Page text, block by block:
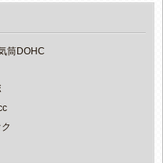
筒DOHC